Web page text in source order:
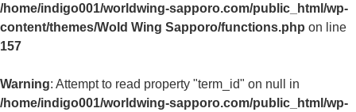
/home/indigo001/worldwing-sapporo.com/public_html/wp-
content/themes/Wold Wing Sapporo/functions.php on line
157
Warning: Attempt to read property "term_id" on null in
/home/indigo001/worldwing-sapporo.com/public_html/wp-